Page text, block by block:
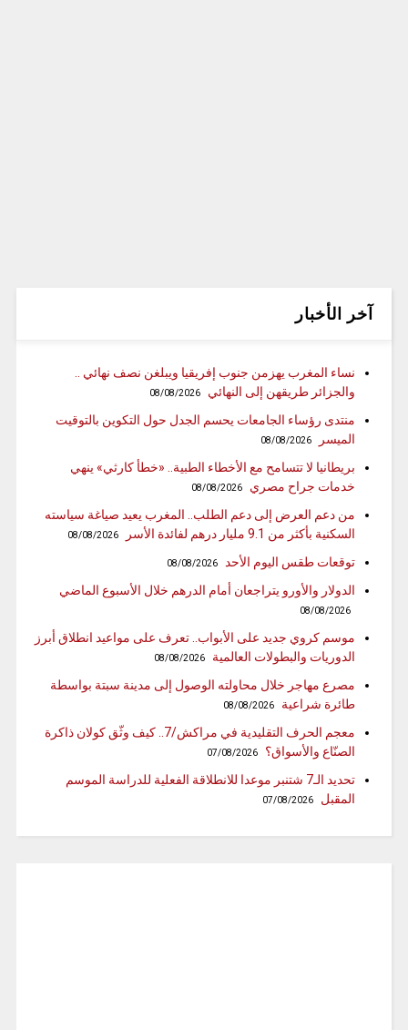
آخر الأخبار
نساء المغرب يهزمن جنوب إفريقيا ويبلغن نصف نهائي ..
والجزائر طريقهن إلى النهائي
08/08/2026
منتدى رؤساء الجامعات يحسم الجدل حول التكوين بالتوقيت
الميسر
08/08/2026
بريطانيا لا تتسامح مع الأخطاء الطبية.. «خطأ كارثي» ينهي
خدمات جراح مصري
08/08/2026
من دعم العرض إلى دعم الطلب.. المغرب يعيد صياغة سياسته
السكنية بأكثر من 9.1 مليار درهم لفائدة الأسر
08/08/2026
توقعات طقس اليوم الأحد 08/08/2026
الدولار والأورو يتراجعان أمام الدرهم خلال الأسبوع الماضي
08/08/2026
موسم كروي جديد على الأبواب.. تعرف على مواعيد انطلاق أبرز
الدوريات والبطولات العالمية
08/08/2026
مصرع مهاجر خلال محاولته الوصول إلى مدينة سبتة بواسطة
طائرة شراعية
08/08/2026
معجم الحرف التقليدية في مراكش/7.. كيف وثّق كولان ذاكرة
الصنّاع والأسواق؟
07/08/2026
تحديد الـ7 شتنبر موعدا للانطلاقة الفعلية للدراسة الموسم
المقبل
07/08/2026